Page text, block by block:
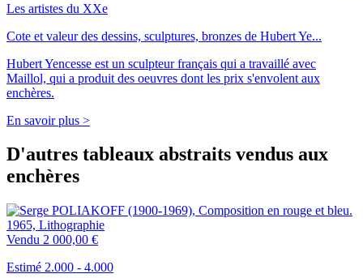
Les artistes du XXe
Cote et valeur des dessins, sculptures, bronzes de Hubert Ye...
Hubert Yencesse est un sculpteur français qui a travaillé avec
Maillol, qui a produit des oeuvres dont les prix s'envolent aux
enchères.
En savoir plus >
D'autres tableaux abstraits vendus aux
enchères
Vendu 2 000,00 €
Estimé 2.000 - 4.000